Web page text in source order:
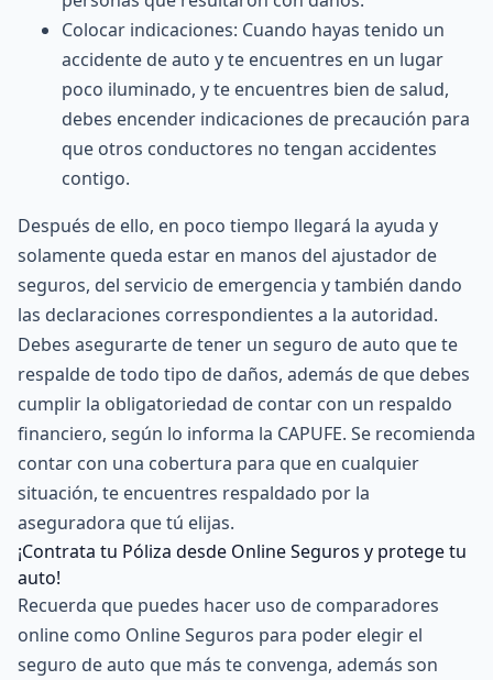
Colocar indicaciones: Cuando hayas tenido un
accidente de auto y te encuentres en un lugar
poco iluminado, y te encuentres bien de salud,
debes encender indicaciones de precaución para
que otros conductores no tengan accidentes
contigo.
Después de ello, en poco tiempo llegará la ayuda y
solamente queda estar en manos del ajustador de
seguros, del servicio de emergencia y también dando
las declaraciones correspondientes a la autoridad.
Debes asegurarte de tener un seguro de auto que te
respalde de todo tipo de daños, además de que debes
cumplir la obligatoriedad de contar con un respaldo
financiero, según lo informa la CAPUFE. Se recomienda
contar con una cobertura para que en cualquier
situación, te encuentres respaldado por la
aseguradora que tú elijas.
¡Contrata tu Póliza desde Online Seguros y protege tu
auto!
Recuerda que puedes hacer uso de comparadores
online como Online Seguros para poder elegir el
seguro de auto que más te convenga, además son